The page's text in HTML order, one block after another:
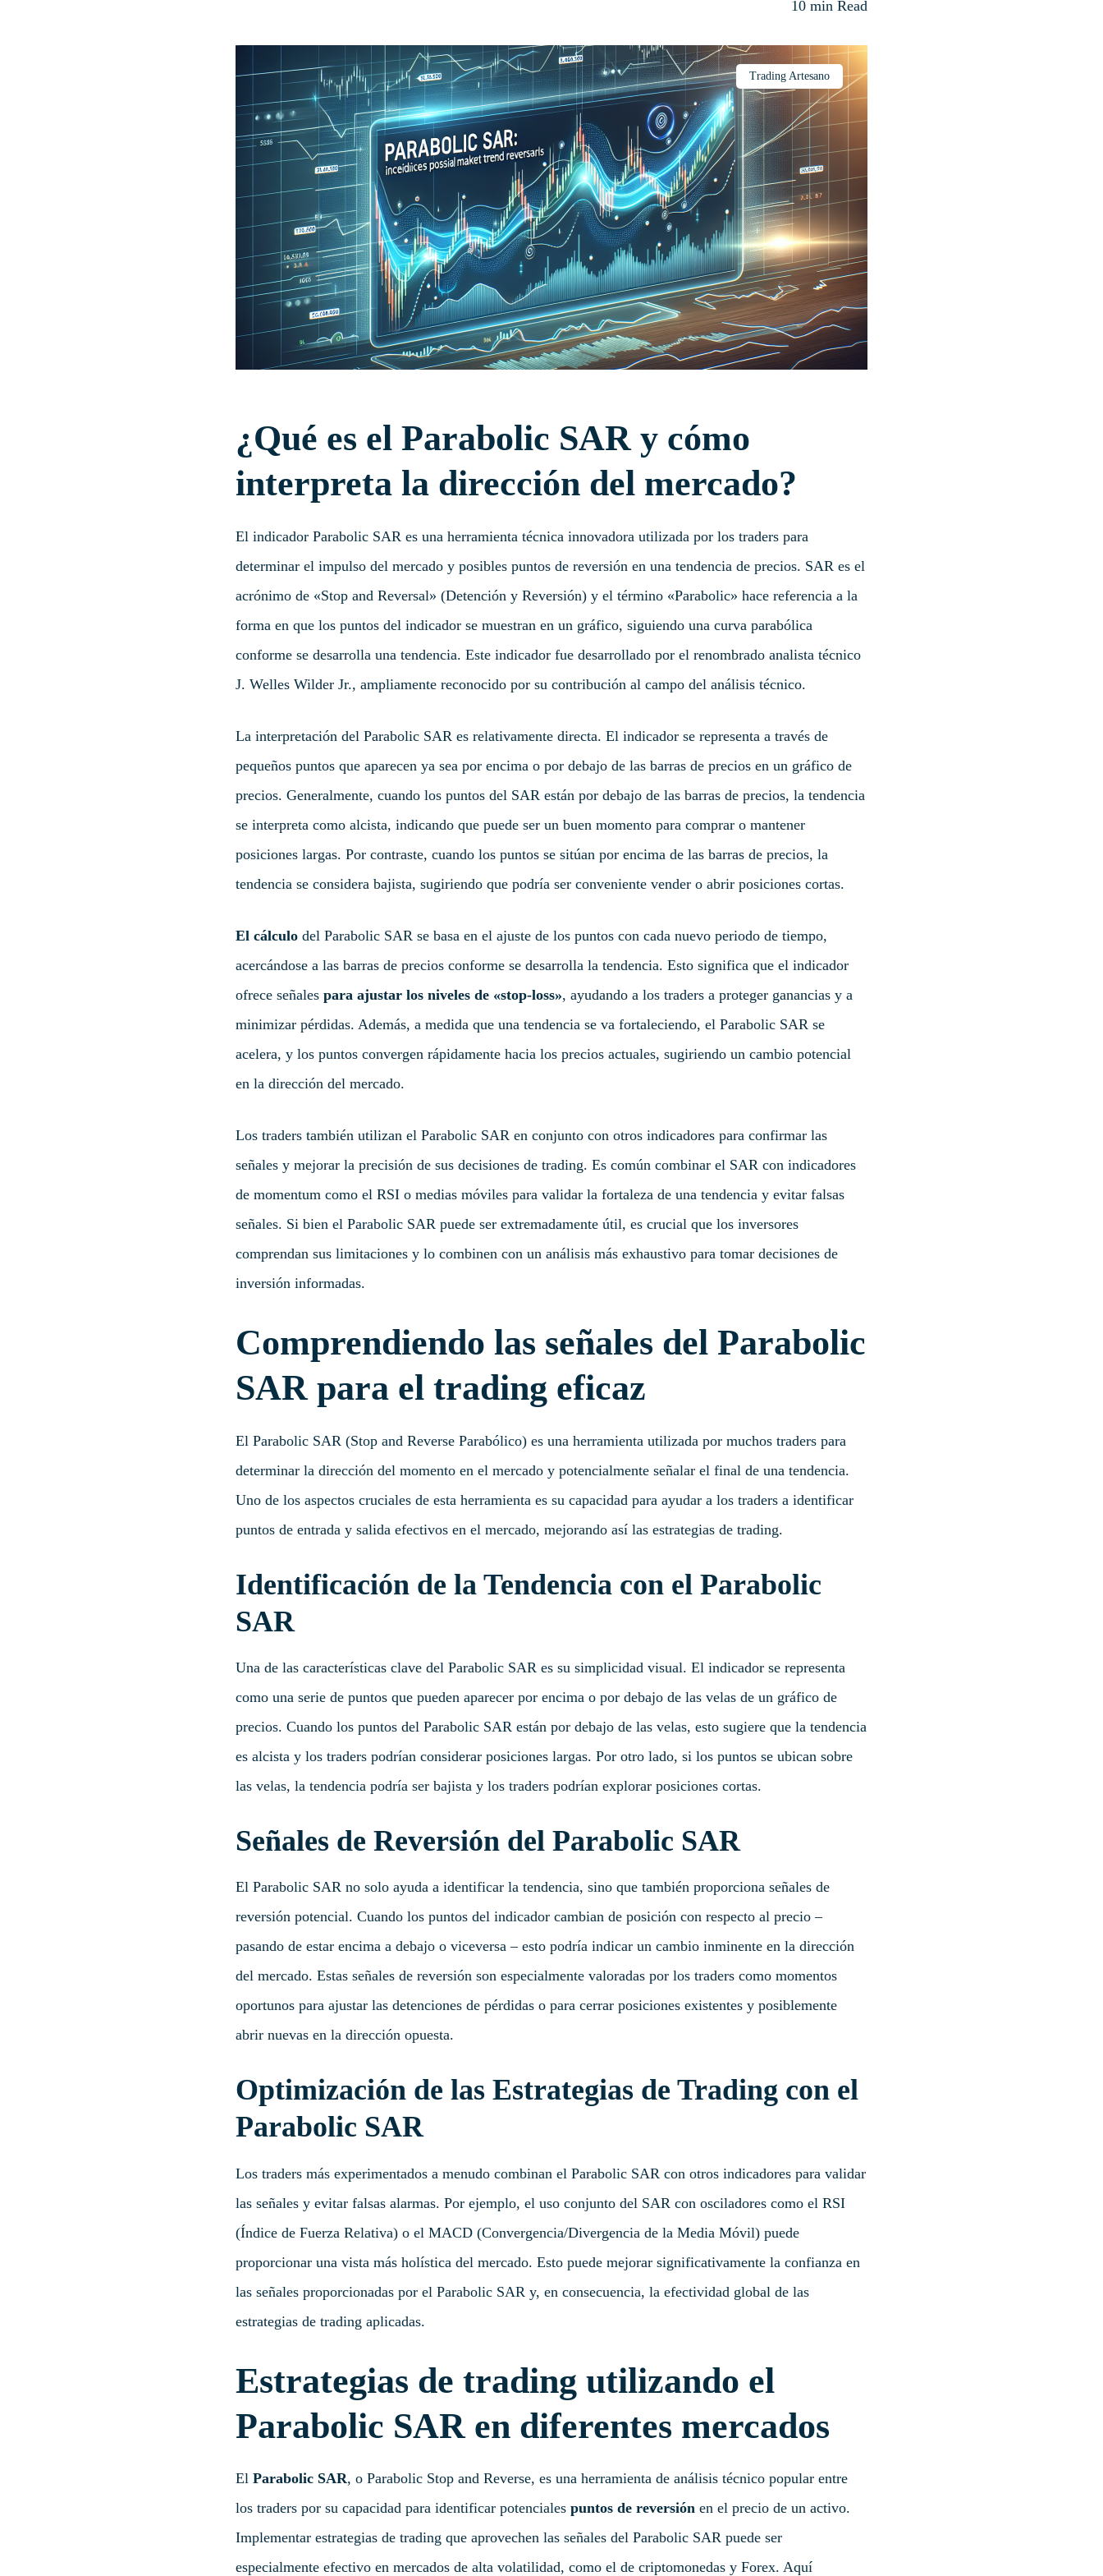
10 min Read
Trading Artesano
¿Qué es el Parabolic SAR y cómo
interpreta la dirección del mercado?
El indicador Parabolic SAR es una herramienta técnica innovadora utilizada por los traders para
determinar el impulso del mercado y posibles puntos de reversión en una tendencia de precios. SAR es el
acrónimo de «Stop and Reversal» (Detención y Reversión) y el término «Parabolic» hace referencia a la
forma en que los puntos del indicador se muestran en un gráfico, siguiendo una curva parabólica
conforme se desarrolla una tendencia. Este indicador fue desarrollado por el renombrado analista técnico
J. Welles Wilder Jr., ampliamente reconocido por su contribución al campo del análisis técnico.
La interpretación del Parabolic SAR es relativamente directa. El indicador se representa a través de
pequeños puntos que aparecen ya sea por encima o por debajo de las barras de precios en un gráfico de
precios. Generalmente, cuando los puntos del SAR están por debajo de las barras de precios, la tendencia
se interpreta como alcista, indicando que puede ser un buen momento para comprar o mantener
posiciones largas. Por contraste, cuando los puntos se sitúan por encima de las barras de precios, la
tendencia se considera bajista, sugiriendo que podría ser conveniente vender o abrir posiciones cortas.
El cálculo del Parabolic SAR se basa en el ajuste de los puntos con cada nuevo periodo de tiempo,
acercándose a las barras de precios conforme se desarrolla la tendencia. Esto significa que el indicador
ofrece señales para ajustar los niveles de «stop-loss», ayudando a los traders a proteger ganancias y a
minimizar pérdidas. Además, a medida que una tendencia se va fortaleciendo, el Parabolic SAR se
acelera, y los puntos convergen rápidamente hacia los precios actuales, sugiriendo un cambio potencial
en la dirección del mercado.
Los traders también utilizan el Parabolic SAR en conjunto con otros indicadores para confirmar las
señales y mejorar la precisión de sus decisiones de trading. Es común combinar el SAR con indicadores
de momentum como el RSI o medias móviles para validar la fortaleza de una tendencia y evitar falsas
señales. Si bien el Parabolic SAR puede ser extremadamente útil, es crucial que los inversores
comprendan sus limitaciones y lo combinen con un análisis más exhaustivo para tomar decisiones de
inversión informadas.
Comprendiendo las señales del Parabolic
SAR para el trading eficaz
El Parabolic SAR (Stop and Reverse Parabólico) es una herramienta utilizada por muchos traders para
determinar la dirección del momento en el mercado y potencialmente señalar el final de una tendencia.
Uno de los aspectos cruciales de esta herramienta es su capacidad para ayudar a los traders a identificar
puntos de entrada y salida efectivos en el mercado, mejorando así las estrategias de trading.
Identificación de la Tendencia con el Parabolic
SAR
Una de las características clave del Parabolic SAR es su simplicidad visual. El indicador se representa
como una serie de puntos que pueden aparecer por encima o por debajo de las velas de un gráfico de
precios. Cuando los puntos del Parabolic SAR están por debajo de las velas, esto sugiere que la tendencia
es alcista y los traders podrían considerar posiciones largas. Por otro lado, si los puntos se ubican sobre
las velas, la tendencia podría ser bajista y los traders podrían explorar posiciones cortas.
Señales de Reversión del Parabolic SAR
El Parabolic SAR no solo ayuda a identificar la tendencia, sino que también proporciona señales de
reversión potencial. Cuando los puntos del indicador cambian de posición con respecto al precio –
pasando de estar encima a debajo o viceversa – esto podría indicar un cambio inminente en la dirección
del mercado. Estas señales de reversión son especialmente valoradas por los traders como momentos
oportunos para ajustar las detenciones de pérdidas o para cerrar posiciones existentes y posiblemente
abrir nuevas en la dirección opuesta.
Optimización de las Estrategias de Trading con el
Parabolic SAR
Los traders más experimentados a menudo combinan el Parabolic SAR con otros indicadores para validar
las señales y evitar falsas alarmas. Por ejemplo, el uso conjunto del SAR con osciladores como el RSI
(Índice de Fuerza Relativa) o el MACD (Convergencia/Divergencia de la Media Móvil) puede
proporcionar una vista más holística del mercado. Esto puede mejorar significativamente la confianza en
las señales proporcionadas por el Parabolic SAR y, en consecuencia, la efectividad global de las
estrategias de trading aplicadas.
Estrategias de trading utilizando el
Parabolic SAR en diferentes mercados
El Parabolic SAR, o Parabolic Stop and Reverse, es una herramienta de análisis técnico popular entre
los traders por su capacidad para identificar potenciales puntos de reversión en el precio de un activo.
Implementar estrategias de trading que aprovechen las señales del Parabolic SAR puede ser
especialmente efectivo en mercados de alta volatilidad, como el de criptomonedas y Forex. Aquí